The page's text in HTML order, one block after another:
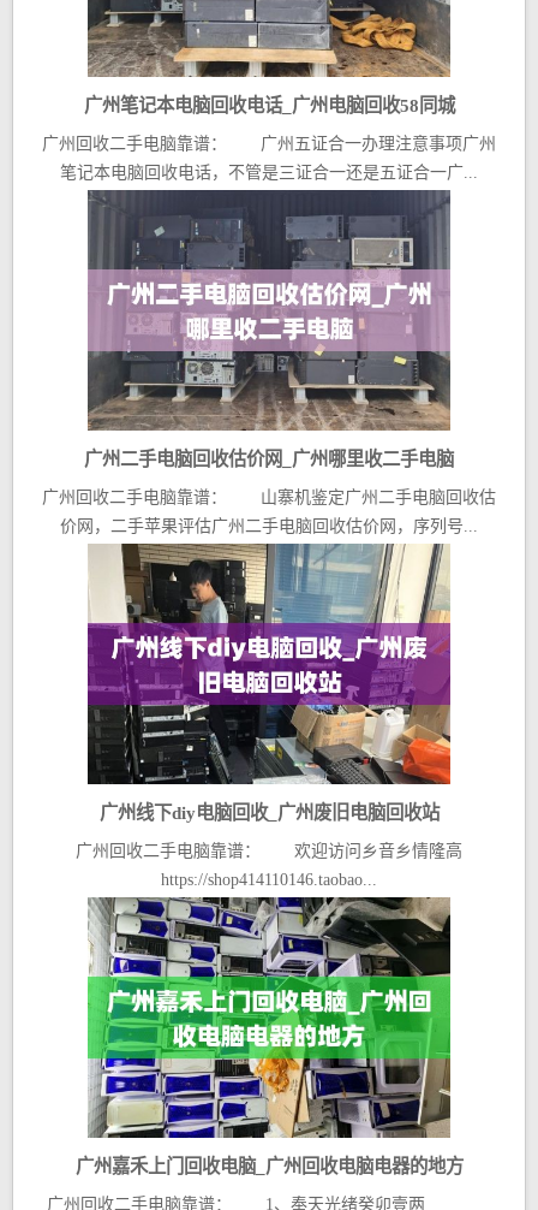
广州笔记本电脑回收电话_广州电脑回收58同城
广州回收二手电脑靠谱： 广州五证合一办理注意事项广州
笔记本电脑回收电话，不管是三证合一还是五证合一广...
广州二手电脑回收估价网_广州哪里收二手电脑
广州回收二手电脑靠谱： 山寨机鉴定广州二手电脑回收估
价网，二手苹果评估广州二手电脑回收估价网，序列号...
广州线下diy电脑回收_广州废旧电脑回收站
广州回收二手电脑靠谱： 欢迎访问乡音乡情隆高
https://shop414110146.taobao...
广州嘉禾上门回收电脑_广州回收电脑电器的地方
广州回收二手电脑靠谱： 1、奉天光绪癸卯壹两